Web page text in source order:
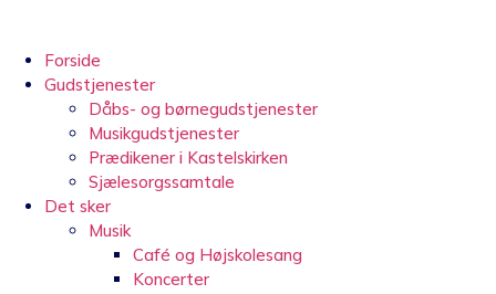
indholdForside
Gudstjenester
Dåbs- og børnegudstjenester
Musikgudstjenester
Prædikener i Kastelskirken
Sjælesorgssamtale
Det sker
Musik
Café og Højskolesang
Koncerter